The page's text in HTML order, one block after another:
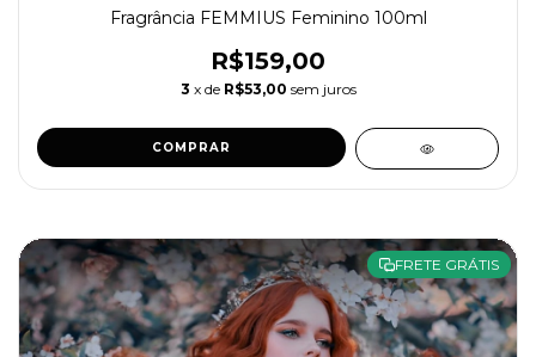
Fragrância FEMMIUS Feminino 100ml
R$159,00
3 x de R$53,00 sem juros
COMPRAR
FRETE GRÁTIS